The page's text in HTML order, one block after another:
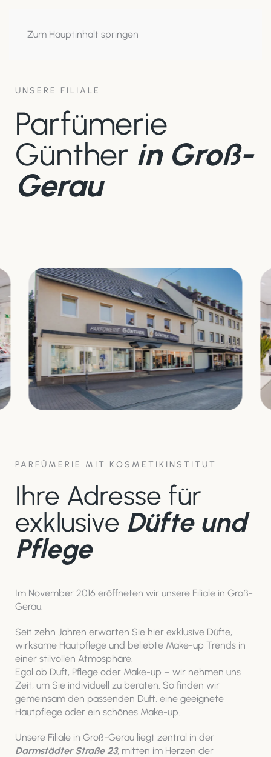
Zum Hauptinhalt springen
UNSERE FILIALE
Parfümerie
Günther in Groß-
Gerau
PARFÜMERIE MIT KOSMETIKINSTITUT
Ihre Adresse für
exklusive Düfte und
Pflege
Im November 2016 eröffneten wir unsere Filiale in Groß-
Gerau.
Seit zehn Jahren erwarten Sie hier exklusive Düfte,
wirksame Hautpflege und beliebte Make-up Trends in
einer stilvollen Atmosphäre.
Egal ob Duft, Pflege oder Make-up – wir nehmen uns
Zeit, um Sie individuell zu beraten. So finden wir
gemeinsam den passenden Duft, eine geeignete
Hautpflege oder ein schönes Make-up.
Unsere Filiale in Groß-Gerau liegt zentral in der
Darmstädter Straße 23, mitten im Herzen der